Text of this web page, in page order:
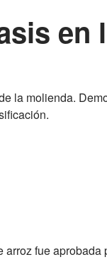
en
la molienda.
fue